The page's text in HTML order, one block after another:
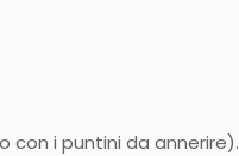
i puntini da annerire).